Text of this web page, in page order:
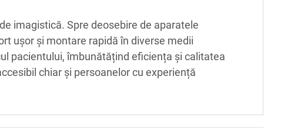
imagistică. Spre deosebire de aparatele
ușor și montare rapidă în diverse medii
pacientului, îmbunătățind eficiența și calitatea
chiar și persoanelor cu experiență